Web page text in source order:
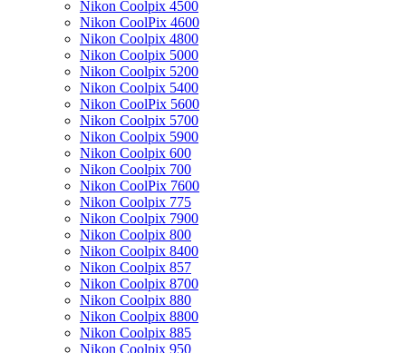
Nikon Coolpix 4500
Nikon CoolPix 4600
Nikon Coolpix 4800
Nikon Coolpix 5000
Nikon Coolpix 5200
Nikon Coolpix 5400
Nikon CoolPix 5600
Nikon Coolpix 5700
Nikon Coolpix 5900
Nikon Coolpix 600
Nikon Coolpix 700
Nikon CoolPix 7600
Nikon Coolpix 775
Nikon Coolpix 7900
Nikon Coolpix 800
Nikon Coolpix 8400
Nikon Coolpix 857
Nikon Coolpix 8700
Nikon Coolpix 880
Nikon Coolpix 8800
Nikon Coolpix 885
Nikon Coolpix 950